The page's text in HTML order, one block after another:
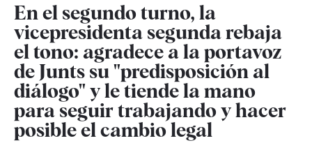
En el segundo turno, la
vicepresidenta segunda rebaja
el tono: agradece a la portavoz
de Junts su "predisposición al
diálogo" y le tiende la mano
para seguir trabajando y hacer
posible el cambio legal